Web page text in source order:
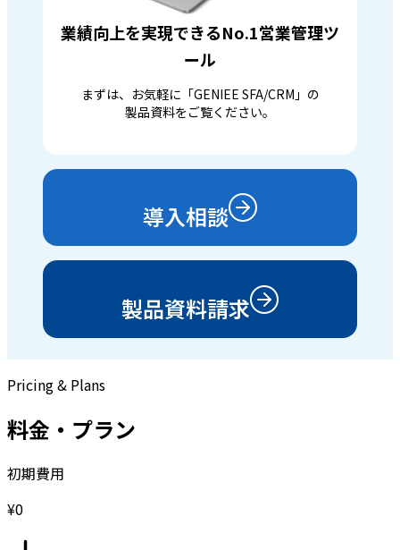
業績向上を実現できるNo.1営業管理ツ
ール
まずは、お気軽に「GENIEE SFA/CRM」の
製品資料をご覧ください。
導入相談
製品資料請求
Pricing & Plans
料金・プラン
初期費用
¥0